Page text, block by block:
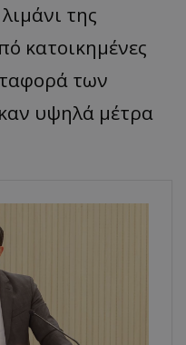
της
κατοικημένες
των
υψηλά μέτρα